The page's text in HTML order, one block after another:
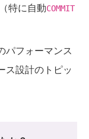
特に自動COMMIT
パフォーマンス
ス設計のトピッ